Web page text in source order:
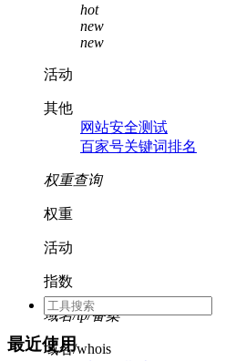
hot
new
new
活动
其他
网站安全测试
百家号关键词排名
权重查询
权重
活动
指数
域名/ip/备案
域名/whois
最近使用